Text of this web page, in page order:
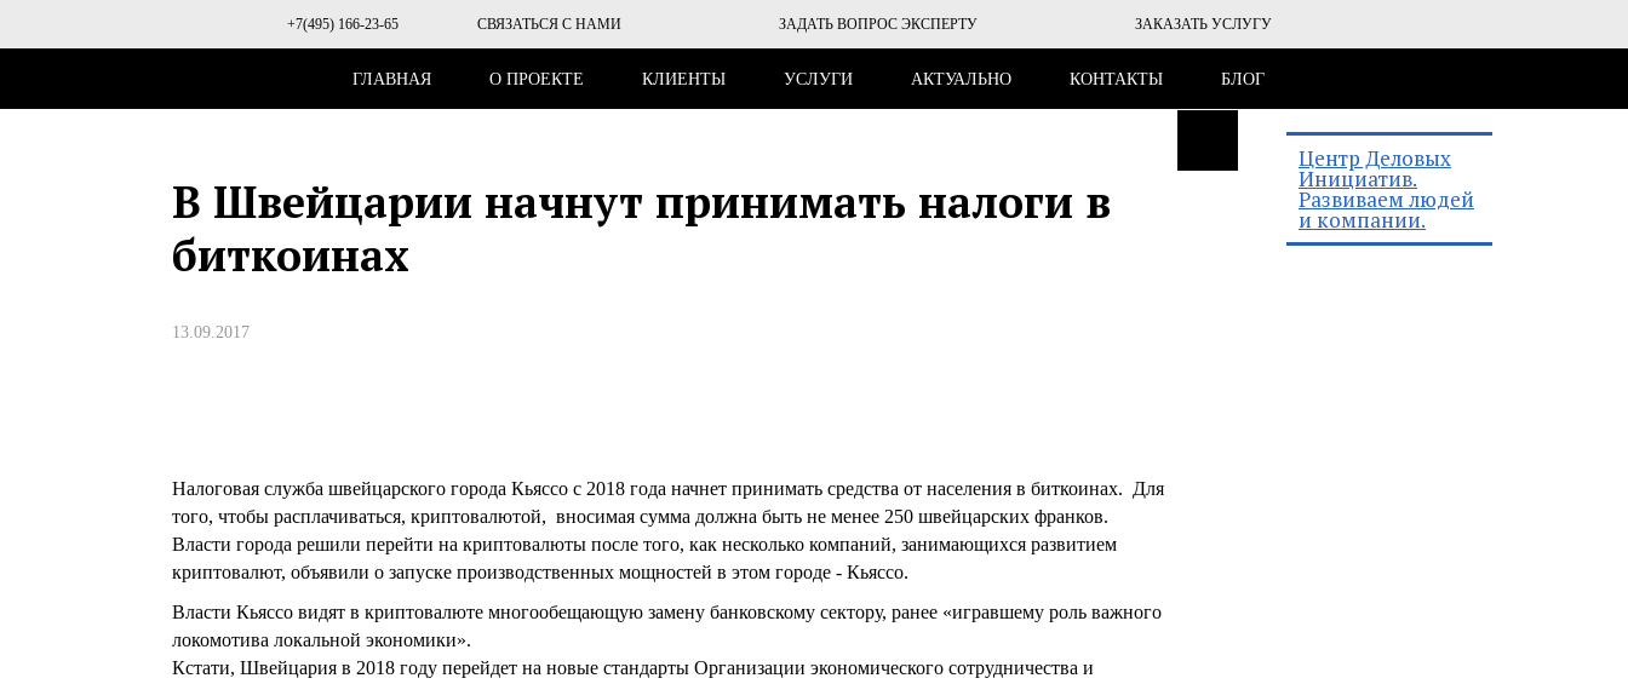
+7(495) 166-23-65 СВЯЗАТЬСЯ С НАМИ ЗАДАТЬ ВОПРОС ЭКСПЕРТУ ЗАКАЗАТЬ УСЛУГУ
ГЛАВНАЯ О ПРОЕКТЕ КЛИЕНТЫ УСЛУГИ АКТУАЛЬНО КОНТАКТЫ БЛОГ
В Швейцарии начнут принимать налоги в
биткоинах
13.09.2017
Налоговая служба швейцарского города Кьяссо с 2018 года начнет принимать средства от населения в биткоинах. Для
того, чтобы расплачиваться, криптовалютой, вносимая сумма должна быть не менее 250 швейцарских франков.
Власти города решили перейти на криптовалюты после того, как несколько компаний, занимающихся развитием
криптовалют, объявили о запуске производственных мощностей в этом городе - Кьяссо.
Власти Кьяссо видят в криптовалюте многообещающую замену банковскому сектору, ранее «игравшему роль важного
локомотива локальной экономики».
Кстати, Швейцария в 2018 году перейдет на новые стандарты Организации экономического сотрудничества и
Центр Деловых
Инициатив.
Развиваем людей
и компании.